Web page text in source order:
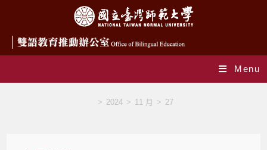
Menu
> 2024 > 11 月 > 27